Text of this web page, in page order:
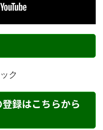
ク
録はこちらから